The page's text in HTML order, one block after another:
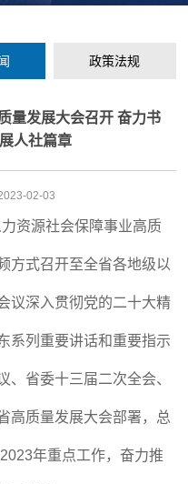
政策法规
量发展大会召开 奋力书
人社篇章
02-03
资源社会保障事业高质
方式召开至全省各地级以
议深入贯彻党的二十大精
系列重要讲话和重要指示
、省委十三届二次全会、
高质量发展大会部署，总
年重点工作，奋力推